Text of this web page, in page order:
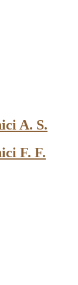
A. S.
F. F.